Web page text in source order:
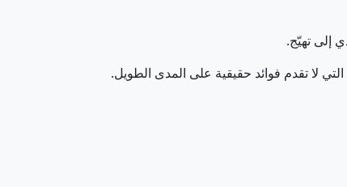
إلى تهيّج.
لا تقدم فوائد حقيقية على المدى الطويل.